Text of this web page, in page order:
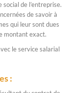
de l’entreprise.
de savoir à
qui leur sont dues
montant exact.
le service salarial
: